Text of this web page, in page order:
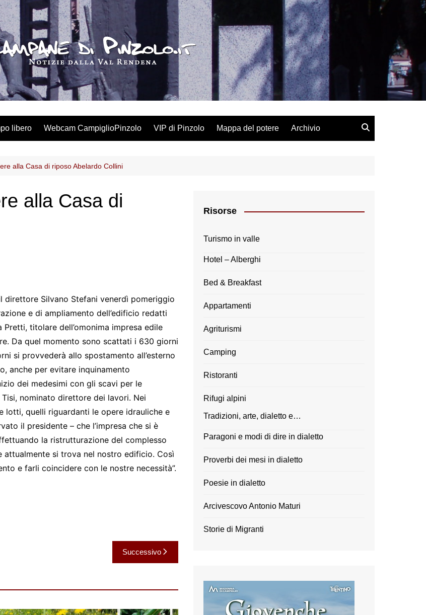
libero Webcam CampiglioPinzolo VIP di Pinzolo Mappa del potere Archivio
alla Casa di riposo Abelardo Collini
alla Casa di
Silvano Stefani venerdì pomeriggio
e di ampliamento dell’edificio redatti
Pretti, titolare dell’omonima impresa edile
Da quel momento sono scattati i 630 giorni
si provvederà allo spostamento all’esterno
anche per evitare inquinamento
dei medesimi con gli scavi per le
nominato direttore dei lavori. Nei
lotti, quelli riguardanti le opere idrauliche e
il presidente – che l’impresa che si è
la ristrutturazione del complesso
si trova nel nostro edificio. Così
e farli coincidere con le nostre necessità”.
Successivo
Risorse
Turismo in valle
Hotel – Alberghi
Bed & Breakfast
Appartamenti
Agriturismi
Camping
Ristoranti
Rifugi alpini
Tradizioni, arte, dialetto e…
Paragoni e modi di dire in dialetto
Proverbi dei mesi in dialetto
Poesie in dialetto
Arcivescovo Antonio Maturi
Storie di Migranti